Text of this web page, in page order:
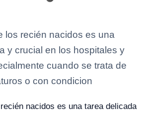
los recién nacidos es una
y crucial en los hospitales y
cuando se trata de
o con condicion
nacidos es una tarea delicada